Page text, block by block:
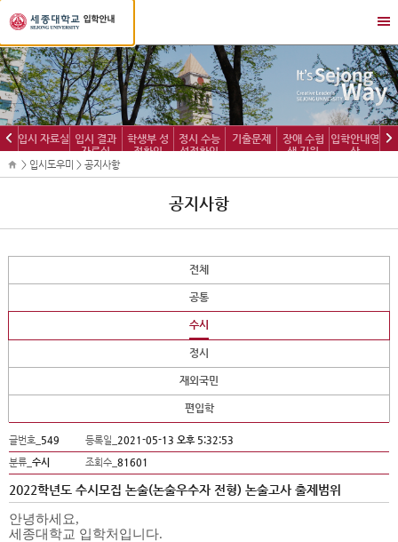
세
종
대
학
교
입
학
정
보
뉴
열
기/
닫
기
이
전
다
음
입시 자료실 입시 결과
자료실
학생부 성
적확인
정시 수능
성적확인
기출문제
장애 수험
생 지원
입학안내영
상
> 입시도우미 > 공지사항
공지사항
전체
공통
수시
정시
재외국민
편입학
글번호_ 549 등록일_ 2021-05-13 오후 5:32:53
분류_ 수시 조회수_ 81601
2022학년도 수시모집 논술(논술우수자 전형) 논술고사 출제범위
안녕하세요,
세종대학교 입학처입니다.